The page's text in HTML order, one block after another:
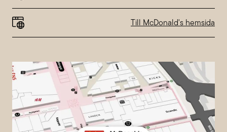
Special hours atNordstan
Till McDonald's hemsida